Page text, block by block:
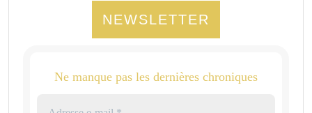
NEWSLETTER
Ne manque pas les dernières chroniques